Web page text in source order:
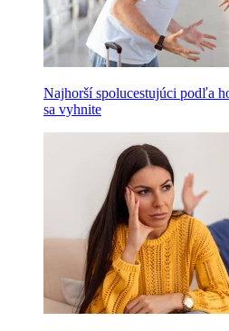
Najhorší spolucestujúci podľa
sa vyhnite